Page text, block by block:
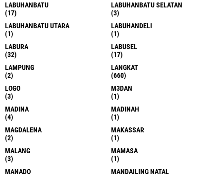
LABUHANBATU
(17)
LABUHANBATU SELATAN
(3)
LABUHANBATU UTARA
(1)
LABUHANDELI
(1)
LABURA
(32)
LABUSEL
(17)
LAMPUNG
(2)
LANGKAT
(660)
LOGO
(3)
M3DAN
(1)
MADINA
(4)
MADINAH
(1)
MAGDALENA
(2)
MAKASSAR
(1)
MALANG
(3)
MAMASA
(1)
MANADO
MANDAILING NATAL